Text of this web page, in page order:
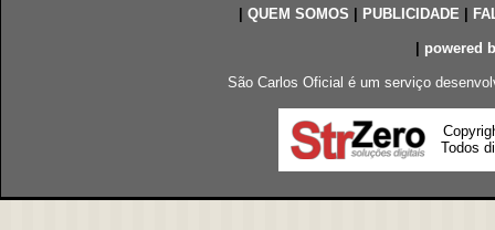
QUEM SOMOS PUBLICIDADE|
powered
São Carlos Oficial é um serviço
Todos